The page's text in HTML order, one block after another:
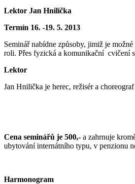
Lektor Jan Hnilička
Termín 16. -19. 5. 2013
Seminář nabídne způsoby, jimiž je
roli. Přes fyzická a komunikační cvičení
Lektor
Jan Hnilička je herec, režisér a
Cena seminářů je 500,- a zahrnuje
ubytování internátního typu, v penzionu
Harmonogram